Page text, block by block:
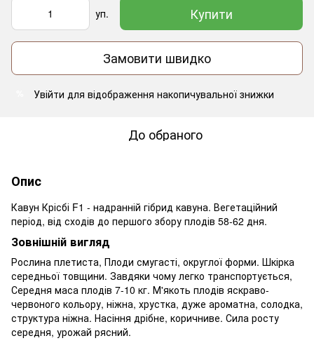
уп. Купити
Замовити швидко
Увійти для відображення накопичувальної знижки
До обраного
Опис
Кавун Крісбі F1 - надранній гібрид кавуна. Вегетаційний
період, від сходів до першого збору плодів 58-62 дня.
Зовнішній вигляд
Рослина плетиста, Плоди смугасті, округлої форми. Шкірка
середньої товщини. Завдяки чому легко транспортується,
Середня маса плодів 7-10 кг. М'якоть плодів яскраво-
червоного кольору, ніжна, хрустка, дуже ароматна, солодка,
структура ніжна. Насіння дрібне, коричниве. Сила росту
середня, урожай рясний.